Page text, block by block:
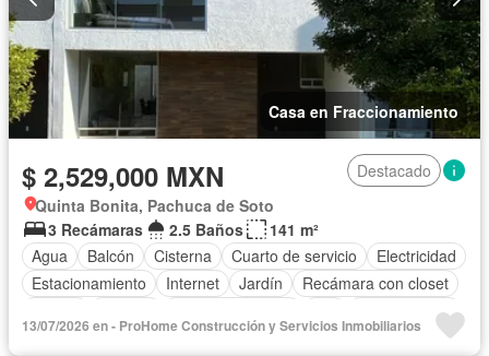
Casa en Fraccionamiento
$ 2,529,000 MXN
Destacado
Quinta Bonita, Pachuca de Soto
3 Recámaras
2.5 Baños
141 m²
Agua
Balcón Cisterna Cuarto de servicio
Electricidad
Estacionamiento
Internet Jardín
Recámara con closet
Zonas verdes
Sin amueblar
13/07/2026 en - ProHome Construcción y Servicios Inmobiliarios